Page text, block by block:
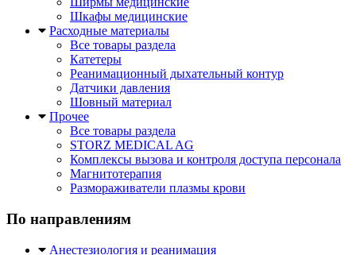
Шкафы медицинские
Расходные материалы
Все товары раздела
Катетеры
Реанимационный дыхательный контур
Датчики давления
Шовный материал
Прочее
Все товары раздела
STORZ MEDICAL AG
Комплексы вызова и контроля доступа персонала
Магнитотерапия
Размораживатели плазмы крови
По направлениям
Анестезиология и реанимация